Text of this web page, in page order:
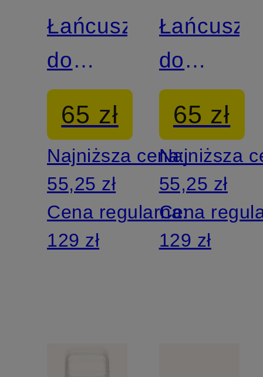
MUNICH
Łańcuszek
do
smartfona
KELLY
65 zł
Najniższa cena:
55,25 zł
Cena regularna:
129 zł
MUNICH
do
smartfona
AUDREY
65 zł
Najniższa
55,25 zł
Cena
129 zł